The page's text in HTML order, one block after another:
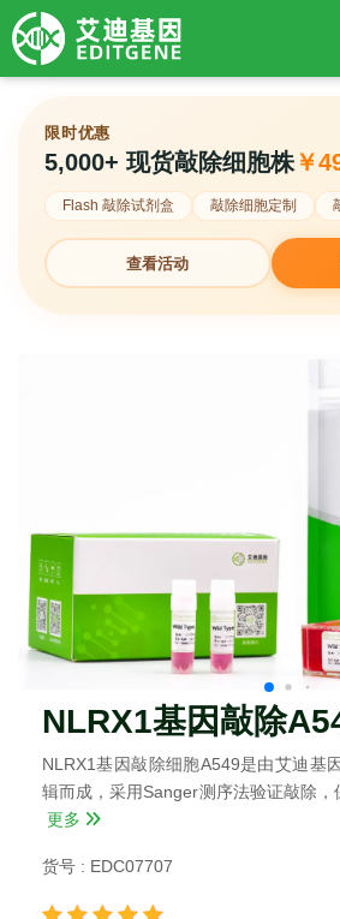
限时优惠
5,000+ 现货敲除细胞株￥
Flash 敲除试剂盒 敲除细胞定制
查看活动
NLRX1基因敲除
NLRX1基因敲除细胞A549是由艾迪基
辑而成，采用Sanger测序法验证敲除，
更多
货号 : EDC07707